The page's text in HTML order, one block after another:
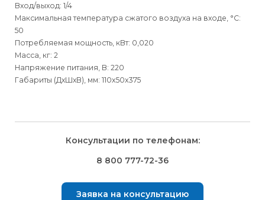
Вход/выход: 1/4
Максимальная температура сжатого воздуха на входе, °C:
50
Потребляемая мощность, кВт: 0,020
Масса, кг: 2
Напряжение питания, В: 220
Габариты (ДхШхВ), мм: 110x50x375
Способ оплаты
Выбрать вид оплаты Вы сможете в Корзине при
оформлении заказа.
лиц
Способыдоставки
Доставка осуществляется транспортными компаниями и
оплачивается покупателем при получении заказа.
Транспортную компанию Вы сможете выбрать в Корзине
лиц
Правила возврата товара, приобретённого
Внешний вид, комплектность товара и комплектность всего
лиц
Консультации по телефонам:
8 800 777-72-36
Заявка на консультацию